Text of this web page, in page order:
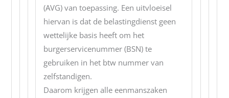
(AVG) van toepassing. Een uitvloeisel
hiervan is dat de belastingdienst geen
wettelijke basis heeft om het
burgerservicenummer (BSN) te
gebruiken in het btw nummer van
zelfstandigen.
Daarom krijgen alle eenmanszaken